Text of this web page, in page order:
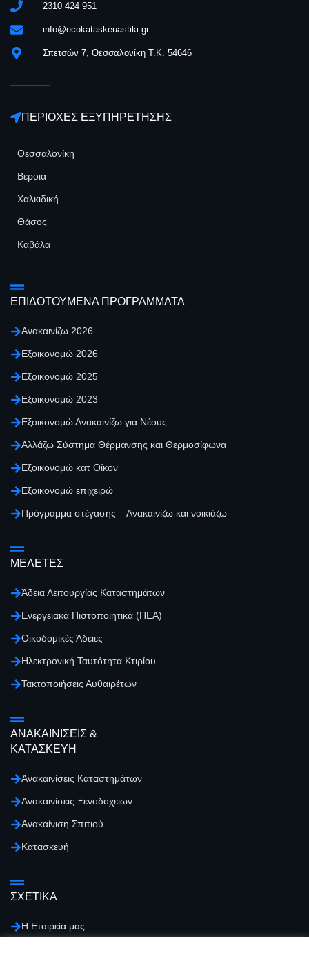
2310 424 951
info@ecokataskeuastiki.gr
Σπετσών 7, Θεσσαλονίκη Τ.Κ. 54646
ΠΕΡΙΟΧΕΣ ΕΞΥΠΗΡΕΤΗΣΗΣ
Θεσσαλονίκη
Βέροια
Χαλκιδική
Θάσος
Καβάλα
ΕΠΙΔΟΤΟΥΜΕΝΑ ΠΡΟΓΡΑΜΜΑΤΑ
Ανακαινίζω 2026
Εξοικονομώ 2026
Εξοικονομώ 2025
Εξοικονομώ 2023
Εξοικονομώ Ανακαινίζω για Νέους
Αλλάζω Σύστημα Θέρμανσης και Θερμοσίφωνα
Εξοικονομώ κατ Οίκον
Εξοικονομώ επιχειρώ
Πρόγραμμα στέγασης – Ανακαινίζω και νοικιάζω
ΜΕΛΕΤΕΣ
Άδεια Λειτουργίας Καταστημάτων
Ενεργειακά Πιστοποιητικά (ΠΕΑ)
Οικοδομικές Άδειες
Ηλεκτρονική Ταυτότητα Κτιρίου
Τακτοποιήσεις Αυθαιρέτων
ΑΝΑΚΑΙΝΙΣΕΙΣ &
ΚΑΤΑΣΚΕΥΗ
Ανακαινίσεις Καταστημάτων
Ανακαινίσεις Ξενοδοχείων
Ανακαίνιση Σπιτιού
Κατασκευή
ΣΧΕΤΙΚΑ
Η Εταιρεία μας